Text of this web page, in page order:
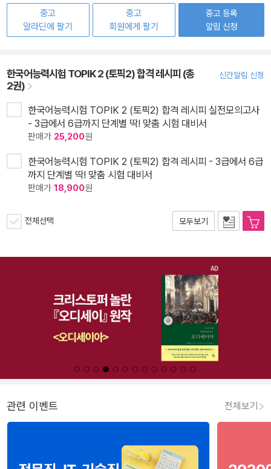
중고
알라딘에 팔기
중고
회원에게 팔기
중고 등록
알림 신청
한국어능력시험 TOPIK 2 (토픽2) 합격 레시피 (총
2권)
신간알림 신청
한국어능력시험 TOPIK 2 (토픽2) 합격 레시피 실전모의고사
- 3급에서 6급까지 단계별 딱! 맞춤 시험 대비서
판매가 25,200원
한국어능력시험 TOPIK 2 (토픽2) 합격 레시피 - 3급에서 6급
까지 단계별 딱! 맞춤 시험 대비서
판매가 18,900원
전체선택 모두보기
관련 이벤트 전체보기